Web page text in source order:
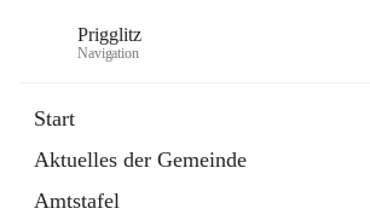
Prigglitz
Navigation
Start
Aktuelles der Gemeinde
Amtstafel
Externe Webseite
in